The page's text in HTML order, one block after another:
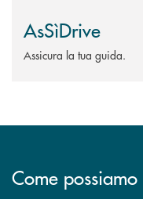
AsSìDrive
Assicura la tua guida.
Come possiamo